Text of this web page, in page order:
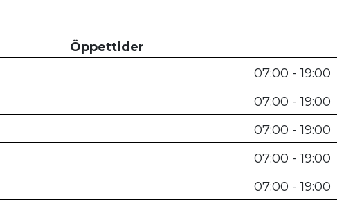
Öppettider
07:00 - 19:00
07:00 - 19:00
07:00 - 19:00
07:00 - 19:00
07:00 - 19:00